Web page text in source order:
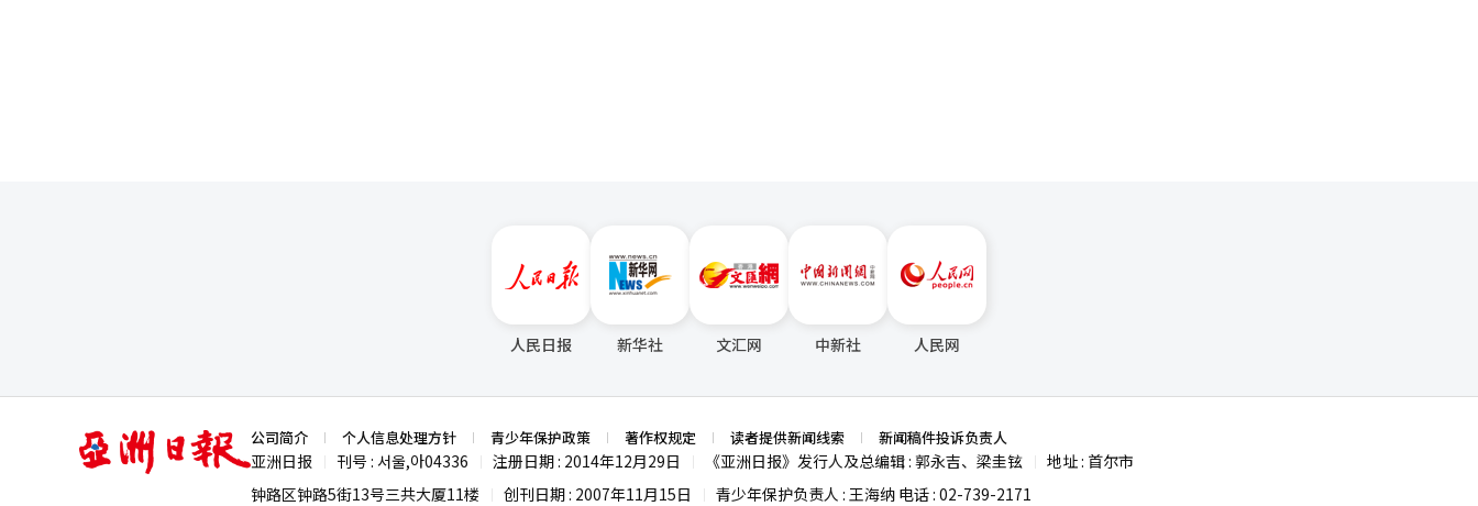
人民日报 新华社 文汇网 中新社 人民网
亚
洲
日
公司简介 个人信息处理方针 青少年保护政策 著作权规定 读者提供新闻线索 新闻稿件投诉负责人
亚洲日报 刊号 : 서울,아04336 注册日期 : 2014年12月29日 《亚洲日报》发行人及总编辑 : 郭永吉、梁圭铉
地址 : 首尔市
钟路区钟路5街13号三共大厦11楼
创刊日期 : 2007年11月15日 青少年保护负责人 : 王海纳 电话 : 02-739-2171